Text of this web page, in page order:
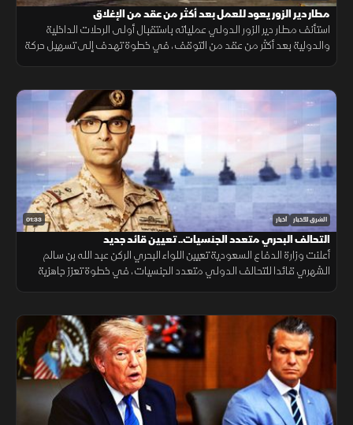
مطار دير الزور يعود للعمل بعد أكثر من عقد من الإغلاق
استأنف مطار دير الزور الدولي عملياته باستقبال أولى الرحلات الداخلية
والدولية بعد أكثر من عقد من التوقف، في خطوة تهدف إلى تسهيل حركة
01:33 الشرق للأخبار أخبار
التحالف البحري متعدد الجنسيات.. تعيين قائد جديد
أعلنت وزارة الدفاع السعودية تعيين اللواء البحري الركن عبد الله بن سالم
الشهري قائدا للتحالف الدولي متعدد الجنسيات، في خطوة تعزز جاهزية